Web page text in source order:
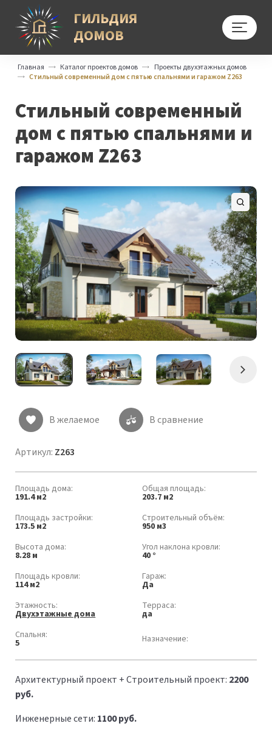
ГИЛЬДИЯ
ДОМОВ
Меню
Главная Каталог проектов домов
Проекты двухэтажных домов
Стильный современный дом с пятью спальнями и гаражом Z263
Стильный современный
дом с пятью спальнями и
гаражом Z263
В желаемое В сравнение
Артикул: Z263
Площадь дома:
191.4 м2
Общая площадь:
203.7 м2
Площадь застройки:
173.5 м2
Строительный объём:
950 м3
Высота дома:
8.28 м
Угол наклона кровли:
40 °
Площадь кровли:
114 м2
Гараж:
Да
Этажность:
Двухэтажные дома
Терраса:
да
Спальня:
5 Назначение:
Архитектурный проект + Строительный проект: 2200
руб.
Инженерные сети: 1100 руб.